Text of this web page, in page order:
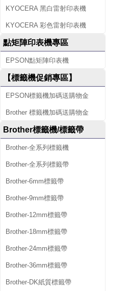
KYOCERA 黑白雷射印表機
KYOCERA 彩色雷射印表機
點矩陣印表機專區
EPSON點矩陣印表機
【標籤機促銷專區】
EPSON標籤機加碼送購物金
Brother 標籤機加碼送購物金
Brother標籤機/標籤帶
Brother-全系列標籤機
Brother-全系列標籤帶
Brother-6mm標籤帶
Brother-9mm標籤帶
Brother-12mm標籤帶
Brother-18mm標籤帶
Brother-24mm標籤帶
Brother-36mm標籤帶
Brother-DK紙質標籤帶